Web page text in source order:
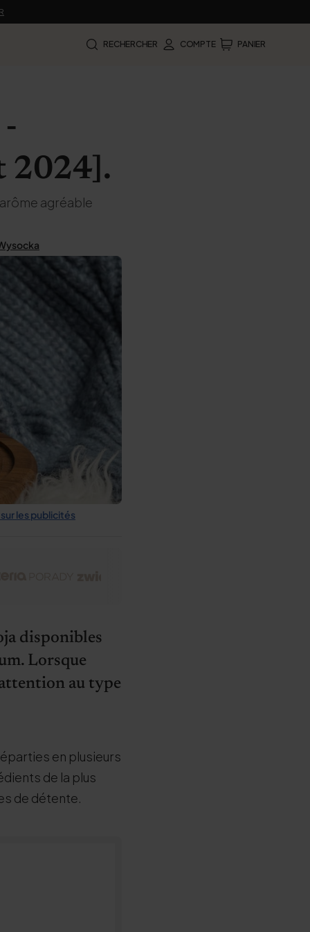
RECHERCHER COMPTE PANIER
2024].
agréable
les publicités
disponibles
Lorsque
au type
en plusieurs
de la plus
de détente.